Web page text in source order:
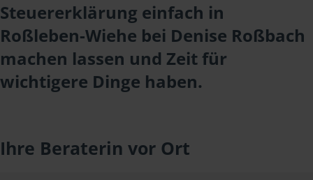
Steuererklärung einfach in
Roßleben-Wiehe bei Denise Roßbach
machen lassen und Zeit für
wichtigere Dinge haben.
Ihre Beraterin vor Ort